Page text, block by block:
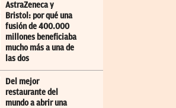
AstraZeneca y
Bristol: por qué una
fusión de 400.000
millones beneficiaba
mucho más a una de
las dos
Del mejor
restaurante del
mundo a abrir una